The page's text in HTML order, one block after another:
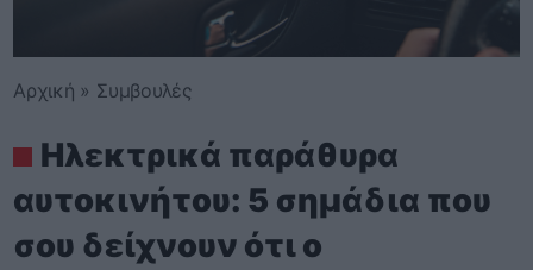
Αρχική » Συμβουλές
Ηλεκτρικά παράθυρα
αυτοκινήτου: 5 σημάδια που
σου δείχνουν ότι ο